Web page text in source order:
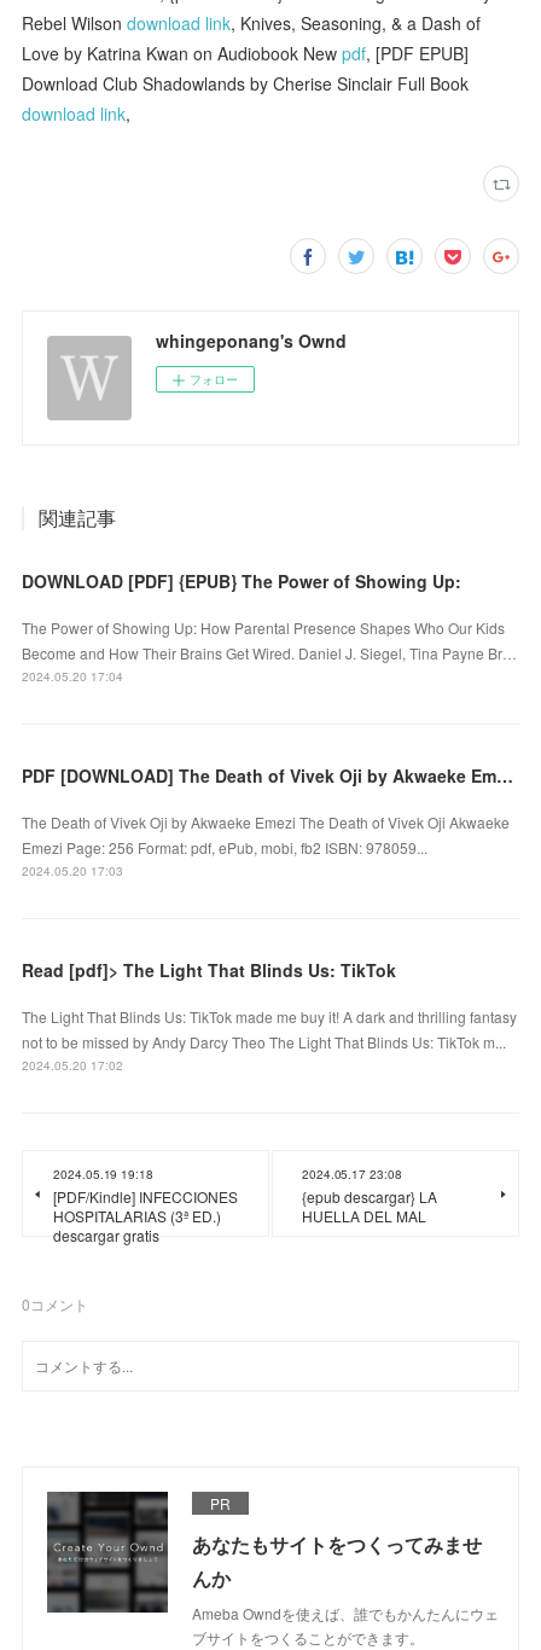
Rebel Wilsondownload link, Knives, Seasoning, & a Dash of
Love by Katrina Kwan on Audiobook Newpdf, [PDF EPUB]
Download Club Shadowlands by Cherise Sinclair Full Book
download link,
whingeponang's Ownd
フォロー
関連記事
DOWNLOAD [PDF] {EPUB} The Power of Showing Up:
The Power of Showing Up: How Parental Presence Shapes Who Our Kids
Become and How Their Brains Get Wired. Daniel J. Siegel, Tina Payne Br…
2024.05.20 17:04
PDF [DOWNLOAD] The Death of Vivek Oji by Akwaeke Emezi on Iphone
The Death of Vivek Oji by Akwaeke Emezi The Death of Vivek Oji Akwaeke
Emezi Page: 256 Format: pdf, ePub, mobi, fb2 ISBN: 978059...
2024.05.20 17:03
Read [pdf]> The Light That Blinds Us: TikTok
The Light That Blinds Us: TikTok made me buy it! A dark and thrilling fantasy
not to be missed by Andy Darcy Theo The Light That Blinds Us: TikTok m...
2024.05.20 17:02
2024.05.19 19:18
[PDF/Kindle] INFECCIONES
HOSPITALARIAS (3ª ED.)
descargar gratis
2024.05.17 23:08
{epub descargar} LA
HUELLA DEL MAL
0コメント
PR
あなたもサイトをつくってみませ
んか
Ameba Owndを使えば、誰でもかんたんにウェ
ブサイトをつくることができます。